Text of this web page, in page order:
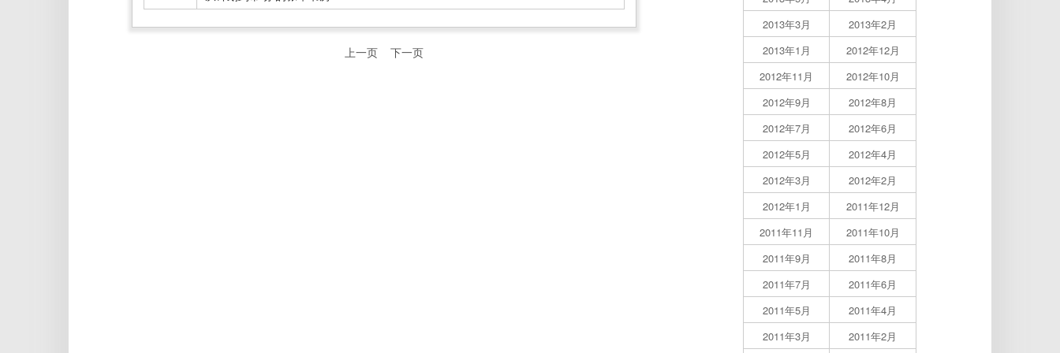
上一页 下一页
2013年3月
2013年2月
2013年1月
2012年12月
2012年11月
2012年10月
2012年9月
2012年8月
2012年7月
2012年6月
2012年5月
2012年4月
2012年3月
2012年2月
2012年1月
2011年12月
2011年11月
2011年10月
2011年9月
2011年8月
2011年7月
2011年6月
2011年5月
2011年4月
2011年3月
2011年2月